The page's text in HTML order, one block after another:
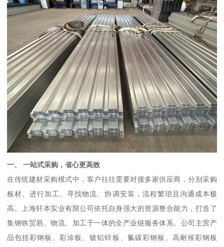
一、 一站式采购，省心更高效
在传统建材采购模式中，客户往往需要对接多家供应商，分别采购
板材、进行加工、寻找物流、协调安装，流程繁琐且沟通成本极
高。上海轩本实业有限公司依托自身强大的资源整合能力，打造了
集钢铁贸易、物流、加工于一体的全产业链服务体系。公司主营产
品包括彩钢板、彩涂板、镀铝锌板、氟碳彩钢板、高耐候彩钢板